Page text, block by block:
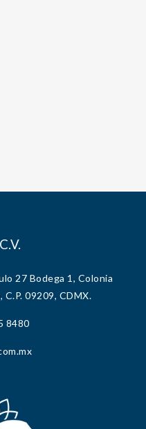
27 Bodega 1, Colonia
C.P. 09209, CDMX.
8480